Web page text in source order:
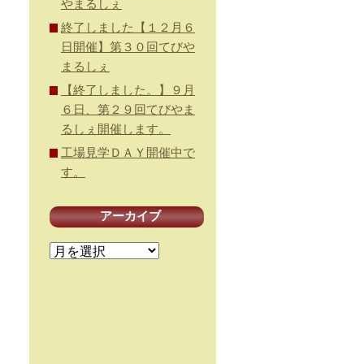
やまるしぇ
終了しました【１２月６
日開催】第３０回てびや
まるしぇ
【終了しました。】９月
６日、第２９回てびやま
るしぇ開催します。
工場見学ＤＡＹ開催中で
す。
アーカイブ
ア